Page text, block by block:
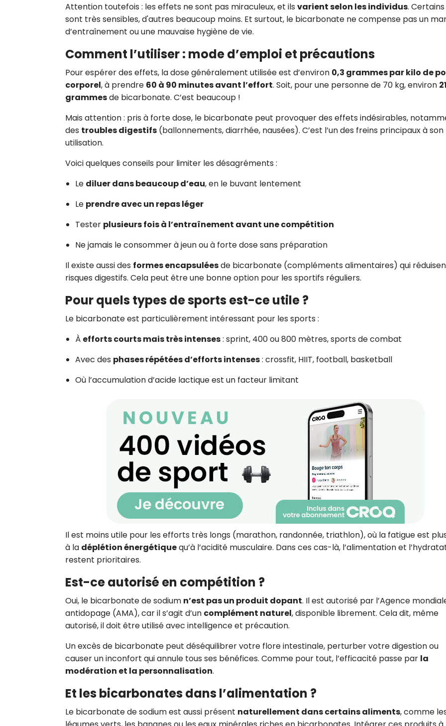
Attention toutefois : les effets ne sont pas miraculeux, et ils varient selon les individus.
sont très sensibles, d'autres beaucoup moins. Et surtout, le bicarbonate ne compense pas un
d’entraînement ou une mauvaise hygiène de vie.
Comment l’utiliser : mode d’emploi et précautions
Pour espérer des effets, la dose généralement utilisée est d’environ 0,3 grammes par kilo de
corporel, à prendre 60 à 90 minutes avant l’effort. Soit, pour une personne de 70 kg, environ 21
grammesde bicarbonate. C’est beaucoup !
Mais attention : pris à forte dose, le bicarbonate peut provoquer des effets indésirables,
des troubles digestifs (ballonnements, diarrhée, nausées). C’est l’un des freins principaux à son
utilisation.
Voici quelques conseils pour limiter les désagréments :
Le diluer dans beaucoup d’eau, en le buvant lentement
Le prendre avec un repas léger
Tester plusieurs fois à l’entraînement avant une compétition
Ne jamais le consommer à jeun ou à forte dose sans préparation
Il existe aussi des formes encapsuléesde bicarbonate (compléments alimentaires) qui
risques digestifs. Cela peut être une bonne option pour les sportifs réguliers.
Pour quels types de sports est-ce utile ?
Le bicarbonate est particulièrement intéressant pour les sports :
À efforts courts mais très intenses: sprint, 400 ou 800 mètres, sports de combat
Avec des phases répétées d’efforts intenses: crossfit, HIIT, football, basketball
Où l’accumulation d’acide lactique est un facteur limitant
Il est moins utile pour les efforts très longs (marathon, randonnée, triathlon), où la fatigue est
à la déplétion énergétiquequ’à l’acidité musculaire. Dans ces cas-là, l’alimentation et
restent prioritaires.
Est-ce autorisé en compétition ?
Oui, le bicarbonate de sodium n’est pas un produit dopant. Il est autorisé par l’Agence
antidopage (AMA), car il s’agit d’un complément naturel, disponible librement. Cela dit, même
autorisé, il doit être utilisé avec intelligence et précaution.
Un excès de bicarbonate peut déséquilibrer votre flore intestinale, perturber votre digestion ou
causer un inconfort qui annule tous ses bénéfices. Comme pour tout, l’efficacité passe par la
modération et la personnalisation.
Et les bicarbonates dans l’alimentation ?
Le bicarbonate de sodium est aussi présent naturellement dans certains aliments, comme
Votre adresse email sera utilisée par Digital Prisma
envoyer votre newsletter contenant des offres
personnalisées. Vous pourrez vous désinscrire en
désabonnement intégré dans la newsletter. Pour en